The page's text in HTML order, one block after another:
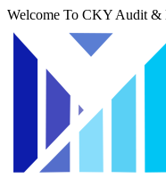
Welcome To CKY Audit &